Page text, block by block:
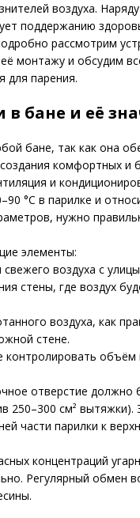
воздуха.
поддержанию
рассмотрим
монтажу и обсудим
для парения.
бане и её
бане, так как она
комфортных и
и
°C в парилке и
нужно
элементы:
воздуха с
стены, где воздух
воздуха, как
стене.
объём
отверстие должно
250–300 см² вытяжки).
части парилки к
концентраций
Регулярный обмен